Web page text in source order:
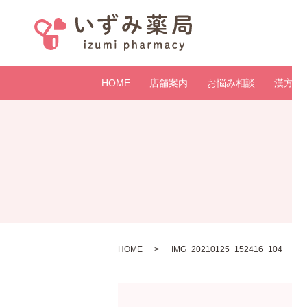
HOME 店舗案内 お悩み相談 漢
HOME IMG_20210125_152416_104